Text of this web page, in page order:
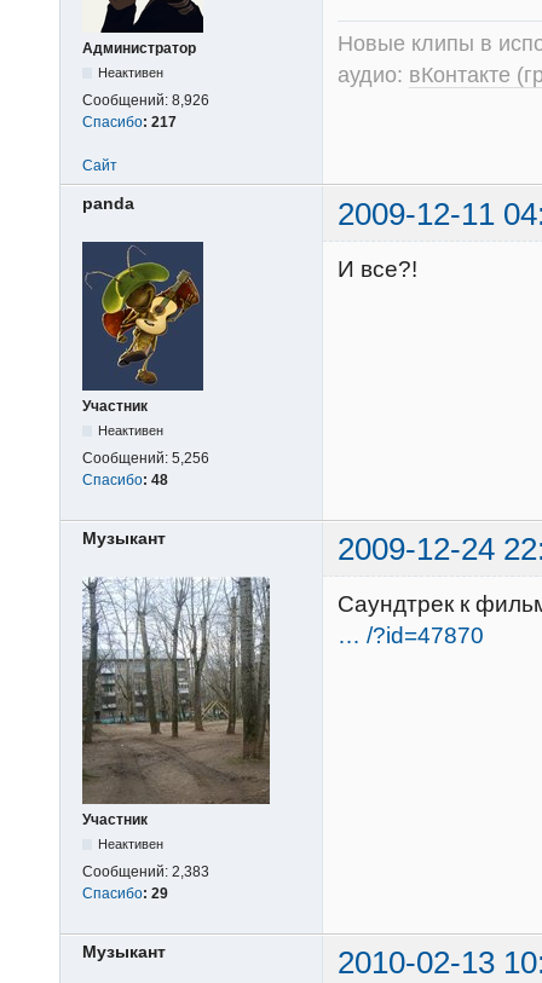
Администратор
Неактивен
Сообщений: 8,926
Спасибо: 217
Новые клипы в
аудио: вКонтакте
Сайт
panda 2009-12-11
Участник
Неактивен
Сообщений: 5,256
Спасибо: 48
И все?!
Музыкант 2009-12-24
Участник
Неактивен
Сообщений: 2,383
Спасибо: 29
Саундтрек к
… /?id=47870
Музыкант 2010-02-13